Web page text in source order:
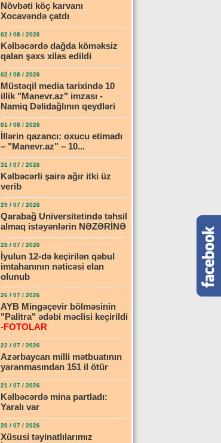
Növbəti köç karvanı
Xocavəndə çatdı
02 / 08 / 2026
Kəlbəcərdə dağda köməksiz
qalan şəxs xilas edildi
02 / 08 / 2026
Müstəqil media tarixində 10
illik "Manevr.az" imzası -
Namiq Dəlidağlının qeydləri
01 / 08 / 2026
İllərin qazancı: oxucu etimadı
– "Manevr.az" – 10...
31 / 07 / 2026
Kəlbəcərli şairə ağır itki üz
verib
29 / 07 / 2026
Qarabağ Universitetində təhsil
almaq istəyənlərin NƏZƏRİNƏ
28 / 07 / 2026
İyulun 12-də keçirilən qəbul
imtahanının nəticəsi elan
olunub
26 / 07 / 2026
AYB Mingəçevir bölməsinin
"Palitra" ədəbi məclisi keçirildi
-FOTOLAR
22 / 07 / 2026
Azərbaycan milli mətbuatının
yaranmasından 151 il ötür
21 / 07 / 2026
Kəlbəcərdə mina partladı:
Yaralı var
20 / 07 / 2026
Xüsusi təyinatlılarımız